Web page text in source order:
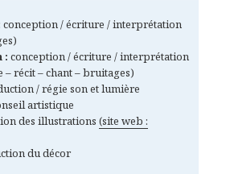
conception / écriture / interprétation
:conception / écriture / interprétation
récit – chant – bruitages)
/ régie son et lumière
artistique
des illustrations(site web :
du décor